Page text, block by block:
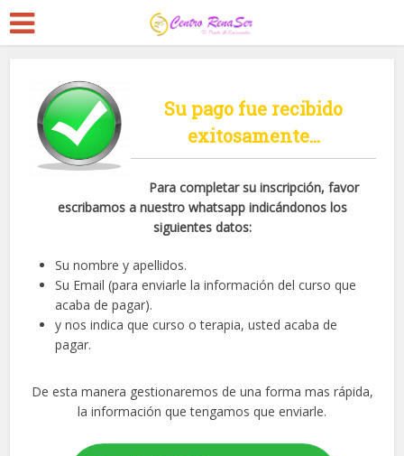
Su pago fue recibido
exitosamente…
Para completar su inscripción, favor
escribamos a nuestro whatsapp indicándonos los
siguientes datos:
Su nombre y apellidos.
Su Email (para enviarle la información del curso que
acaba de pagar).
y nos indica que curso o terapia, usted acaba de
pagar.
De esta manera gestionaremos de una forma mas rápida,
la información que tengamos que enviarle.